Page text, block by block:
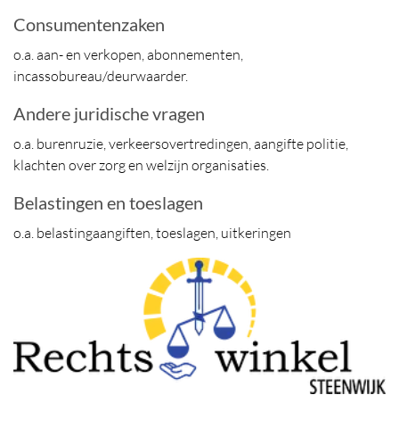
Consumentenzaken
o.a. aan- en verkopen, abonnementen,
incassobureau/deurwaarder.
Andere juridische vragen
o.a. burenruzie, verkeersovertredingen, aangifte politie,
klachten over zorg en welzijn organisaties.
Belastingen en toeslagen
o.a. belastingaangiften, toeslagen, uitkeringen